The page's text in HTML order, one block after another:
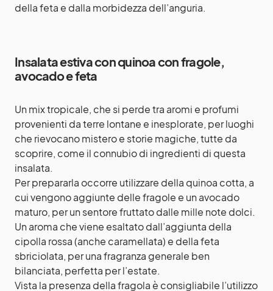
della feta e dalla morbidezza dell’anguria.
Insalata estiva con quinoa con fragole,
avocado e feta
Un mix tropicale, che si perde tra aromi e profumi
provenienti da terre lontane e inesplorate, per luoghi
che rievocano mistero e storie magiche, tutte da
scoprire, come il connubio di ingredienti di questa
insalata.
Per prepararla occorre utilizzare della quinoa cotta, a
cui vengono aggiunte delle fragole e un avocado
maturo, per un sentore fruttato dalle mille note dolci.
Un aroma che viene esaltato dall’aggiunta della
cipolla rossa (anche caramellata) e dellafeta
sbriciolata, per una fragranza generale ben
bilanciata, perfetta per l’estate.
Vista la presenza della fragola è consigliabile l’utilizzo